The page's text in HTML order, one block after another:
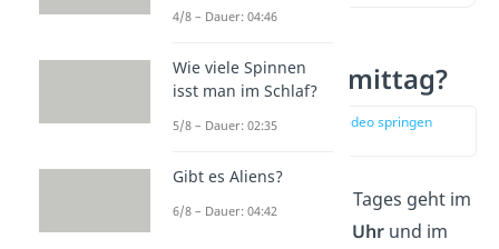
Wann ist Nachmittag?
zur Stelle im Video springen
eines Tages geht im
15 bis 18 Uhr und im
4/8 – Dauer: 04:46
Wie viele Spinnen
isst man im Schlaf?
5/8 – Dauer: 02:35
Gibt es Aliens?
6/8 – Dauer: 04:42